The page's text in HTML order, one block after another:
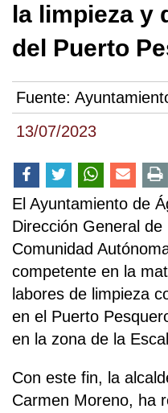
13/07/2023
la limpieza y
del Puerto
Fuente:
El Ayuntamiento de
Dirección General
Comunidad
competente en la
labores de limpieza
en el Puerto
en la zona de la
Con este fin, la
Carmen Moreno, ha